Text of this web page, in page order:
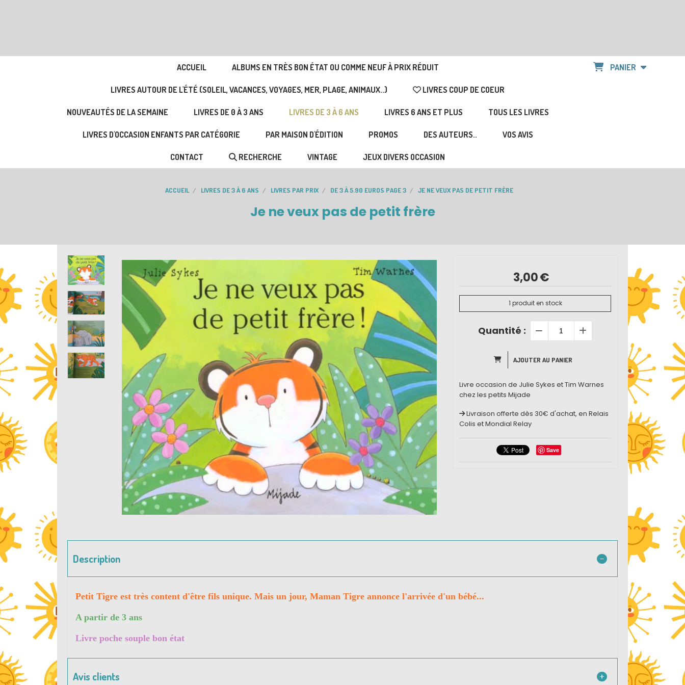
ACCUEIL ALBUMS EN TRÈS BON ÉTAT OU COMME NEUF À PRIX RÉDUIT
LIVRES AUTOUR DE L'ÉTÉ (SOLEIL, VACANCES, VOYAGES, MER, PLAGE, ANIMAUX..) LIVRES COUP DE COEUR
NOUVEAUTÉS DE LA SEMAINE LIVRES DE 0 À 3 ANS LIVRES DE 3 À 6 ANS LIVRES 6 ANS ET PLUS TOUS LES LIVRES
LIVRES D'OCCASION ENFANTS PAR CATÉGORIE PAR MAISON D'ÉDITION PROMOS DES AUTEURS.. VOS AVIS
CONTACT RECHERCHE VINTAGE JEUX DIVERS OCCASION
PANIER
ACCUEIL LIVRES DE 3 À 6 ANS LIVRES PAR PRIX DE 3 À 5.90 EUROS PAGE 3 JE NE VEUX PAS DE PETIT FRÈRE
Je ne veux pas de petit frère
3,00€
1 produit en stock
Quantité :
AJOUTER AU PANIER
Livre occasion de Julie Sykes et Tim Warnes
chez les petits Mijade
Livraison offerte dès 30€ d'achat, en Relais
Colis et Mondial Relay
Save
Description
Petit Tigre est très content d'être fils unique. Mais un jour, Maman Tigre annonce l'arrivée d'un bébé...
A partir de 3 ans
Livre poche souple bon état
Avis clients